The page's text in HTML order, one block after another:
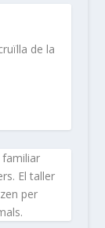
de la
familiar
El taller
per